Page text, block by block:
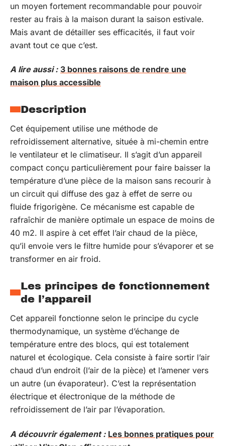
un moyen fortement recommandable pour pouvoir
rester au frais à la maison durant la saison estivale.
Mais avant de détailler ses efficacités, il faut voir
avant tout ce que c’est.
A lire aussi : 3 bonnes raisons de rendre une
maison plus accessible
Description
Cet équipement utilise une méthode de
refroidissement alternative, située à mi-chemin entre
le ventilateur et le climatiseur. Il s’agit d’un appareil
compact conçu particulièrement pour faire baisser la
température d’une pièce de la maison sans recourir à
un circuit qui diffuse des gaz à effet de serre ou
fluide frigorigène. Ce mécanisme est capable de
rafraîchir de manière optimale un espace de moins de
40 m2. Il aspire à cet effet l’air chaud de la pièce,
qu’il envoie vers le filtre humide pour s’évaporer et se
transformer en air froid.
Les principes de fonctionnement
de l’appareil
Cet appareil fonctionne selon le principe du cycle
thermodynamique, un système d’échange de
température entre des blocs, qui est totalement
naturel et écologique. Cela consiste à faire sortir l’air
chaud d’un endroit (l’air de la pièce) et l’amener vers
un autre (un évaporateur). C’est la représentation
électrique et électronique de la méthode de
refroidissement de l’air par l’évaporation.
A découvrir également : Les bonnes pratiques pour